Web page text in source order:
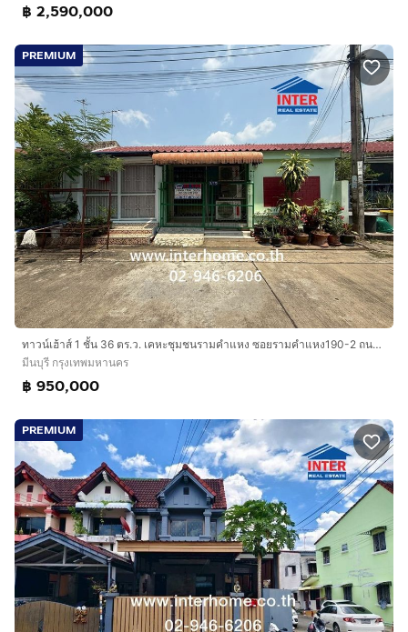
฿ 2,590,000
PREMIUM
ทาวน์เฮ้าส์ 1 ชั้น 36 ตร.ว. เคหะชุมชนรามคำแหง ซอยรามคำแหง190-2 ถนนรามคำแหง เขตมีนบุรี กรุงเทพมหานคร
มีนบุรี กรุงเทพมหานคร
฿ 950,000
PREMIUM